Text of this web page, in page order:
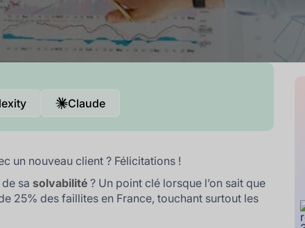
Claude
un nouveau client ? Félicitations !
sa solvabilité ? Un point clé lorsque l’on sait que
25% des faillites en France, touchant surtout les